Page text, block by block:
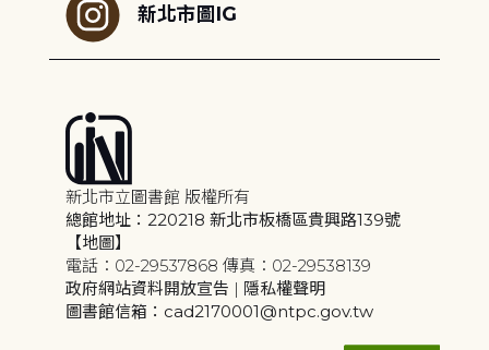
新北市圖IG
新北市立圖書館 版權所有
總館地址：220218 新北市板橋區貴興路139號
【地圖】
電話：02-29537868 傳真：02-29538139
政府網站資料開放宣告 | 隱私權聲明
圖書館信箱：cad2170001@ntpc.gov.tw